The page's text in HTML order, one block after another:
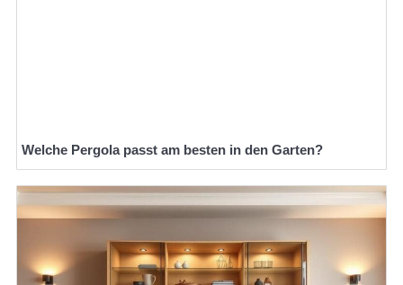
Welche Pergola passt am besten in den Garten?